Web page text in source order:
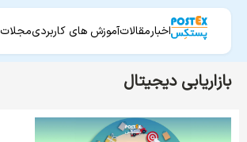
اخبارمقالاتآموزش های کاربردیمجلات
بازاریابی دیجیتال